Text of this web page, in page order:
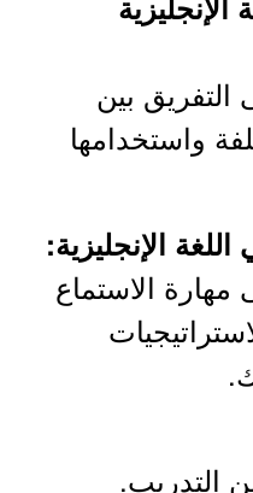
بين
واستخدامها
الاستماع